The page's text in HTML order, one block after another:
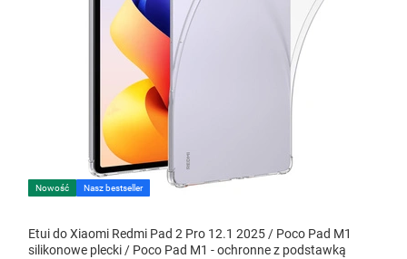
Nowość Nasz bestseller
Etui do Xiaomi Redmi Pad 2 Pro 12.1 2025 / Poco Pad M1
silikonowe plecki / Poco Pad M1 - ochronne z podstawką